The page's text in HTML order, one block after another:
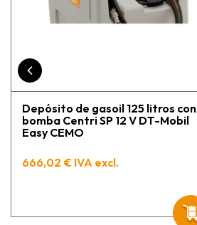
Depósito de gasoil 125 litros con
bomba Centri SP 12 V DT-Mobil
Easy CEMO
666,02 € IVA excl.